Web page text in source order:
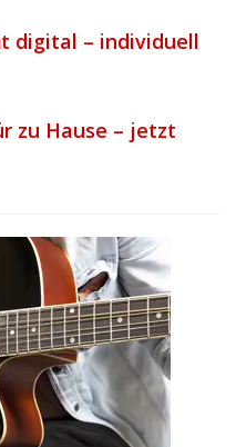
digital – individuell
zu Hause – jetzt